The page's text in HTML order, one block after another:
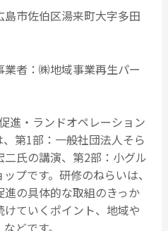
佐伯区湯来町大字多田
：㈱地域事業再生パー
進・ランドオペレーション
第1部：一般社団法人そら
氏の講演、第2部：小グル
プです。研修のねらいは、
の具体的な取組のきっか
ていくポイント、地域や